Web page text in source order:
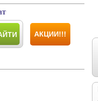
АКЦИИ!!!